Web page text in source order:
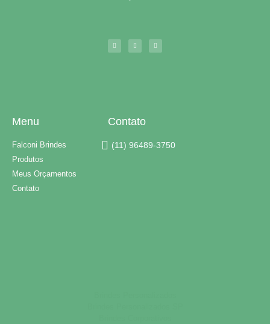
Menu
Falconi Brindes
Produtos
Meus Orçamentos
Contato
Contato
(11) 96489-3750